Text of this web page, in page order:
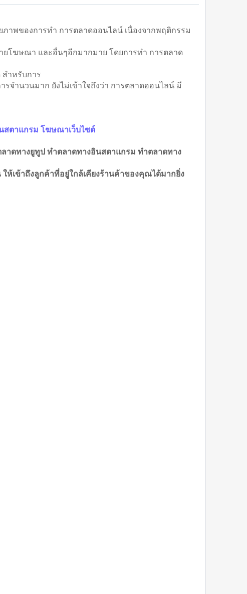
าพของการทำ การตลาดออนไลน์ เนื่องจากพฤติกรรม
ฆษณา และอื่นๆอีกมากมาย โดยการทำ การตลาด
ำหรับการ
ำนวนมาก ยังไม่เข้าใจถึงว่า การตลาดออนไลน์ มี
ตาแกรม โฆษณาเว็บไซต์
าดทางยูทูป ทำตลาดทางอินสตาแกรม ทำตลาดทาง
เข้าถึงลูกค้าที่อยู่ใกล้เคียงร้านค้าของคุณได้มากยิ่ง